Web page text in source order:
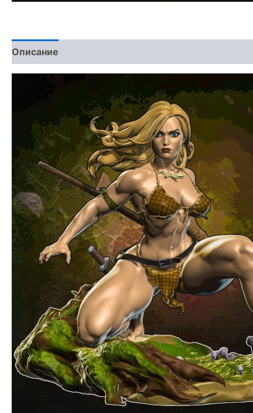
Описание